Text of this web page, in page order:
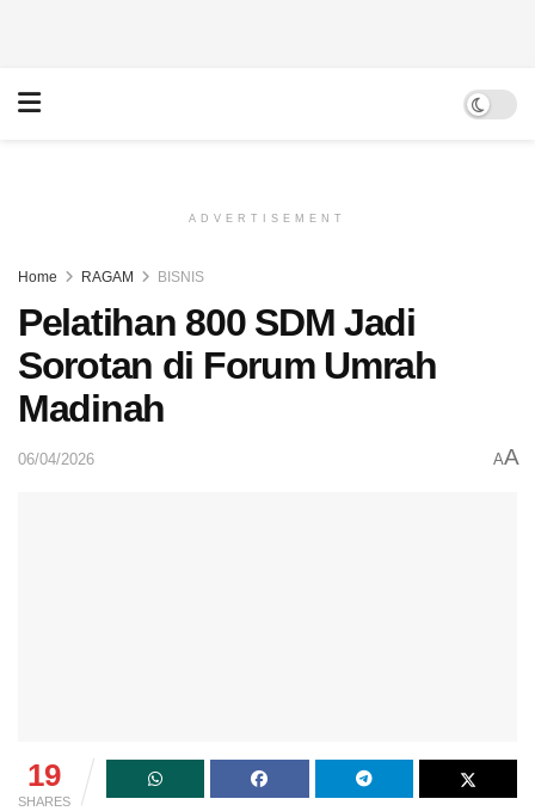
ADVERTISEMENT
Home RAGAM BISNIS
Pelatihan 800 SDM Jadi
Sorotan di Forum Umrah
Madinah
06/04/2026 AA
19
SHARES